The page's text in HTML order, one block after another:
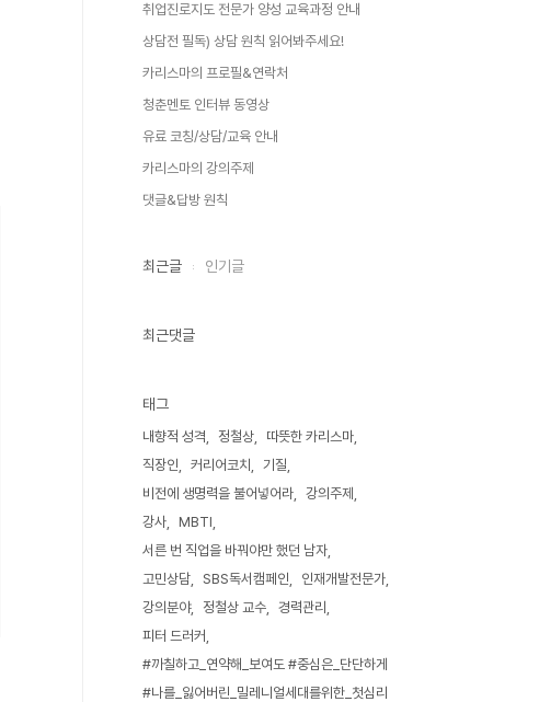
취업진로지도 전문가 양성 교육과정 안내
상담전 필독) 상담 원칙 읽어봐주세요!
카리스마의 프로필&연락처
청춘멘토 인터뷰 동영상
유료 코칭/상담/교육 안내
카리스마의 강의주제
댓글&답방 원칙
최근글 인기글
최근댓글
태그
내향적 성격 정철상
따뜻한 카리스마
직장인
커리어코치
기질
비전에 생명력을 불어넣어라
강의주제
강사
MBTI
서른 번 직업을 바꿔야만 했던 남자
고민상담
SBS독서캠페인
인재개발전문가
강의분야
정철상 교수
경력관리
피터 드러커
#까칠하고_연약해_보여도 #중심은_단단하게
#나를_잃어버린_밀레니얼세대를위한_첫심리